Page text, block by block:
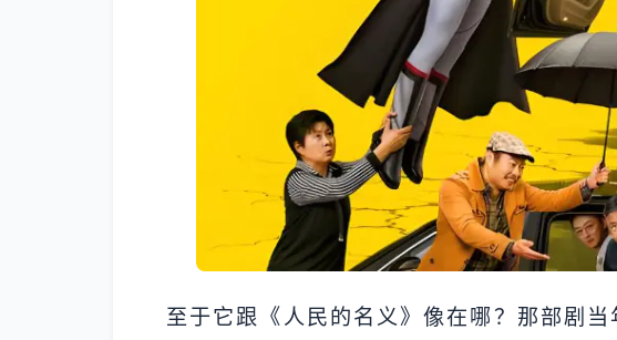
至于它跟《人民的名义》像在哪？那部剧